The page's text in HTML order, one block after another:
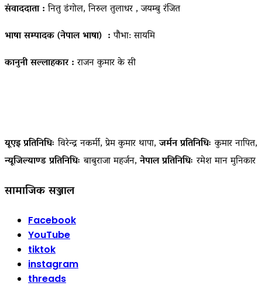
संवाददाता :नितु डंगोल, निरुल तुलाधर , जयम्बु रंजित
भाषा सम्पादक (नेपाल भाषा) :पौभा: सायमि
कानुनी सल्लाहकार :राजन कुमार के सी
यूएइ प्रतिनिधिः विरेन्द्र नकर्मी, प्रेम कुमार थापा,जर्मन प्रतिनिधिः कुमार नापित,
न्यूजिल्याण्ड प्रतिनिधिः बाबुराजा महर्जन,नेपाल प्रतिनिधिः रमेश मान मुनिकार
सामाजिक सञ्जाल
Facebook
YouTube
tiktok
instagram
threads